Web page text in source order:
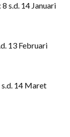
s.d. 14 Januari
13 Februari
s.d. 14 Maret